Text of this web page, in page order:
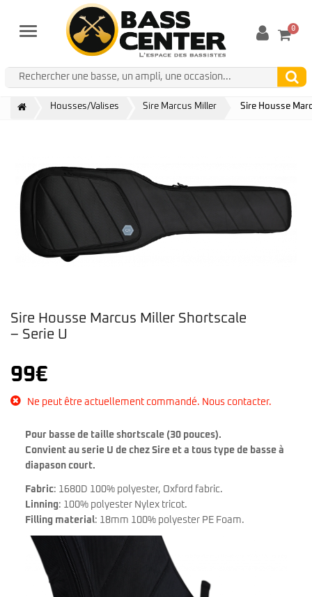
Menu 0
Housses/Valises Sire Marcus Miller Sire Housse
Sire Housse Marcus Miller Shortscale
– Serie U
99€
Ne peut être actuellement commandé. Nous contacter.
Pour basse de taille shortscale (30 pouces).
Convient au serie U de chez Sire et a tous type de basse à
diapason court.
Fabric: 1680D 100% polyester, Oxford fabric.
Linning: 100% polyester Nylex tricot.
Filling material: 18mm 100% polyester PE Foam.